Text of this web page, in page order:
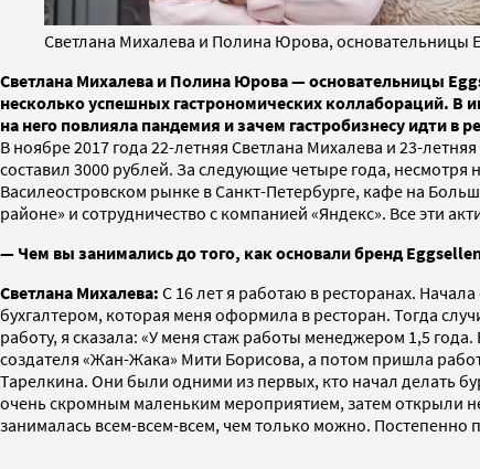
Светлана Михалева и Полина Юрова, основательницы
Светлана Михалева и Полина Юрова — основательницы
несколько успешных гастрономических коллабораций. В
на него повлияла пандемия и зачем гастробизнесу идти в
В ноябре 2017 года 22-летняя Светлана Михалева и 23-
составил 3000 рублей. За следующие четыре года,
Василеостровском рынке в Санкт-Петербурге, кафе на
районе» и сотрудничество с компанией «Яндекс». Все эти
— Чем вы занимались до того, как основали бренд
Светлана Михалева: С 16 лет я работаю в ресторанах.
бухгалтером, которая меня оформила в ресторан. Тогда
работу, я сказала: «У меня стаж работы менеджером 1,5
создателя «Жан-Жака» Мити Борисова, а потом пришла
Тарелкина. Они были одними из первых, кто начал делать
очень скромным маленьким мероприятием, затем открыли
занималась всем-всем-всем, чем только можно. Постепенно